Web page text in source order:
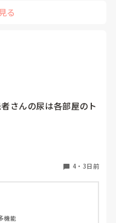
ら。
を判断する力が少しずつ
思います。
る
さんの尿は各部屋のト
上汚物処理室でのみ破
方法になってます。尿
汚物処理室を10往復
てます。
き最後まとめて汚物処
なのか？と疑問抱いて
ンにカバーする等対策
4 ・ 3日前
機能